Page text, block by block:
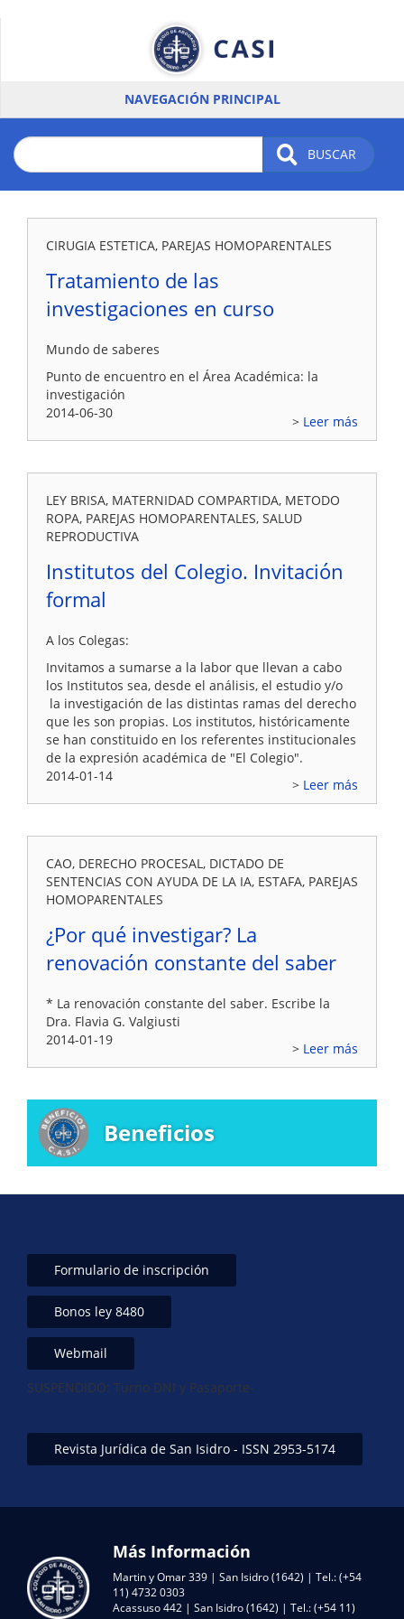
NAVEGACIÓN PRINCIPAL
BUSCAR
CIRUGIA ESTETICA, PAREJAS HOMOPARENTALES
Tratamiento de las
investigaciones en curso
Mundo de saberes
Punto de encuentro en el Área Académica: la
investigación
2014-06-30
Leer más
LEY BRISA, MATERNIDAD COMPARTIDA, METODO
ROPA, PAREJAS HOMOPARENTALES, SALUD
REPRODUCTIVA
Institutos del Colegio. Invitación
formal
A los Colegas:
Invitamos a sumarse a la labor que llevan a cabo
los Institutos sea, desde el análisis, el estudio y/o
la investigación de las distintas ramas del derecho
que les son propias. Los institutos, históricamente
se han constituido en los referentes institucionales
de la expresión académica de "El Colegio".
2014-01-14
Leer más
CAO, DERECHO PROCESAL, DICTADO DE
SENTENCIAS CON AYUDA DE LA IA, ESTAFA, PAREJAS
HOMOPARENTALES
¿Por qué investigar? La
renovación constante del saber
* La renovación constante del saber. Escribe la
Dra. Flavia G. Valgiusti
2014-01-19
Leer más
Beneficios
Formulario de inscripción
Bonos ley 8480
Webmail
SUSPENDIDO: Turno DNI y Pasaporte-
Revista Jurídica de San Isidro - ISSN 2953-5174
Más Información
Martin y Omar 339 | San Isidro (1642) | Tel.: (+54
11) 4732 0303
Acassuso 442 | San Isidro (1642) | Tel.: (+54 11)